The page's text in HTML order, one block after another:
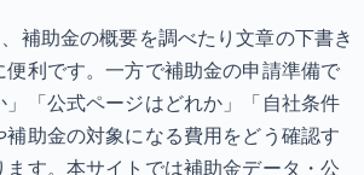
、補助金の概要を調べたり文章の下書き
便利です。一方で補助金の申請準備で
」「公式ページはどれか」「自社条件
補助金の対象になる費用をどう確認す
ます。本サイトでは補助金データ・公